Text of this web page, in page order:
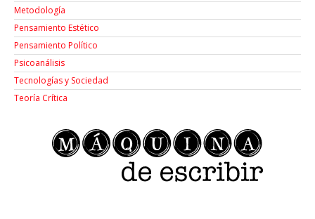
Metodología
Pensamiento Estético
Pensamiento Político
Psicoanálisis
Tecnologías y Sociedad
Teoría Crítica